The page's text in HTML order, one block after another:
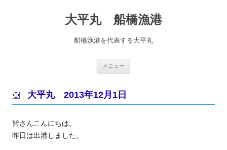
大平丸 船橋漁港
船橋漁港を代表する大平丸
メニュー
大平丸 2013年12月1日
皆さんこんにちは。
昨日は出港しました。